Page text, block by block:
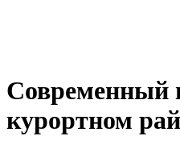
Современный
курортном